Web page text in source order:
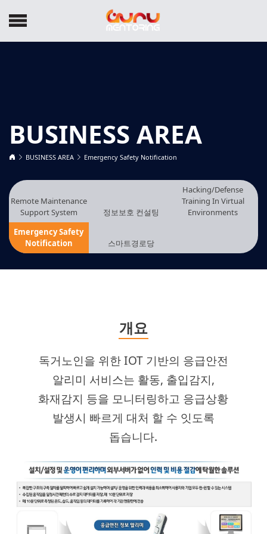
BUSINESS AREA
BUSINESS AREA Emergency Safety Notification
Remote Maintenance
Support System
정보보호 컨설팅
Hacking/Defense
Training In Virtual
Environments
Emergency Safety
Notification
스마트경로당
개요
독거노인을 위한 IOT 기반의 응급안전
알리미 서비스는 활동, 출입감지,
화재감지 등을 모니터링하고 응급상황
발생시 빠르게 대처 할 수 잇도록
돕습니다.